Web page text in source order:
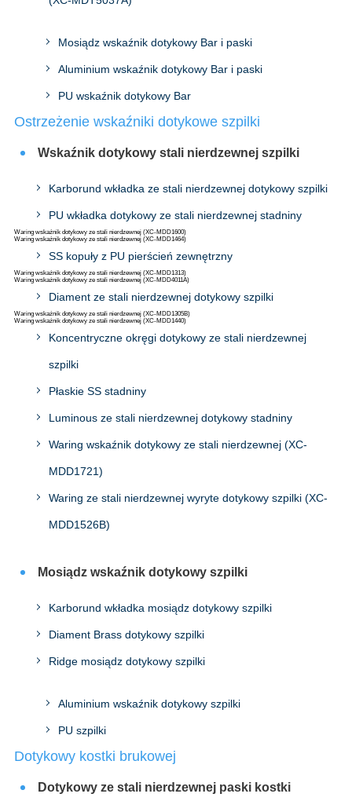
Mosiądz wskaźnik dotykowy Bar i paski
Aluminium wskaźnik dotykowy Bar i paski
PU wskaźnik dotykowy Bar
Ostrzeżenie wskaźniki dotykowe szpilki
Wskaźnik dotykowy stali nierdzewnej szpilki
Karborund wkładka ze stali nierdzewnej dotykowy szpilki
PU wkładka dotykowy ze stali nierdzewnej stadniny
Waring wskaźnik dotykowy ze stali nierdzewnej (XC-MDD1600)
Waring wskaźnik dotykowy ze stali nierdzewnej (XC-MDD1464)
SS kopuły z PU pierścień zewnętrzny
Waring wskaźnik dotykowy ze stali nierdzewnej (XC-MDD1313)
Waring wskaźnik dotykowy ze stali nierdzewnej (XC-MDD4011A)
Diament ze stali nierdzewnej dotykowy szpilki
Waring wskaźnik dotykowy ze stali nierdzewnej (XC-MDD1305B)
Waring wskaźnik dotykowy ze stali nierdzewnej (XC-MDD1440)
Koncentryczne okręgi dotykowy ze stali nierdzewnej
szpilki
Płaskie SS stadniny
Luminous ze stali nierdzewnej dotykowy stadniny
Waring wskaźnik dotykowy ze stali nierdzewnej (XC-
MDD1721)
Waring ze stali nierdzewnej wyryte dotykowy szpilki (XC-
MDD1526B)
Mosiądz wskaźnik dotykowy szpilki
Karborund wkładka mosiądz dotykowy szpilki
Diament Brass dotykowy szpilki
Ridge mosiądz dotykowy szpilki
Aluminium wskaźnik dotykowy szpilki
PU szpilki
Dotykowy kostki brukowej
Dotykowy ze stali nierdzewnej paski kostki